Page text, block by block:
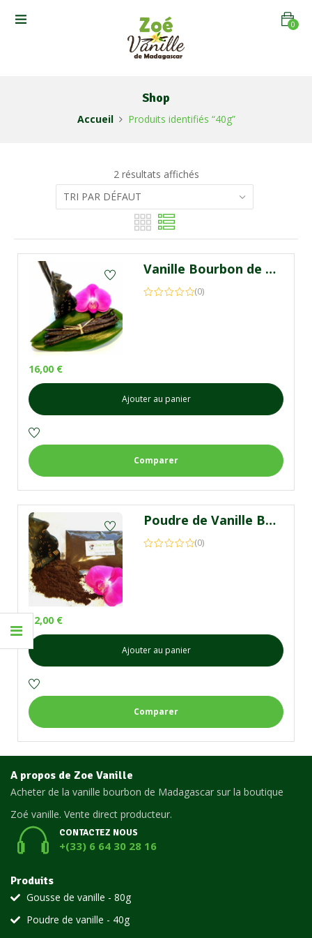
0
Shop
Accueil Produits identifiés “40g”
2 résultats affichés
Vanille Bourbon de Madagascar 40g
(0)
16,00 €
Ajouter au panier
Comparer
Poudre de Vanille Bourbon de Madagascar 40g
(0)
12,00 €
Ajouter au panier
Comparer
A propos de Zoe Vanille
Acheter de la vanille bourbon de Madagascar sur la boutique
Zoé vanille. Vente direct producteur.
CONTACTEZ NOUS
+(33) 6 64 30 28 16
Produits
Gousse de vanille - 80g
Poudre de vanille - 40g